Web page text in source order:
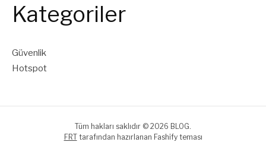
Kategoriler
Güvenlik
Hotspot
Tüm hakları saklıdır © 2026 BLOG.
FRTtarafından hazırlanan Fashify teması